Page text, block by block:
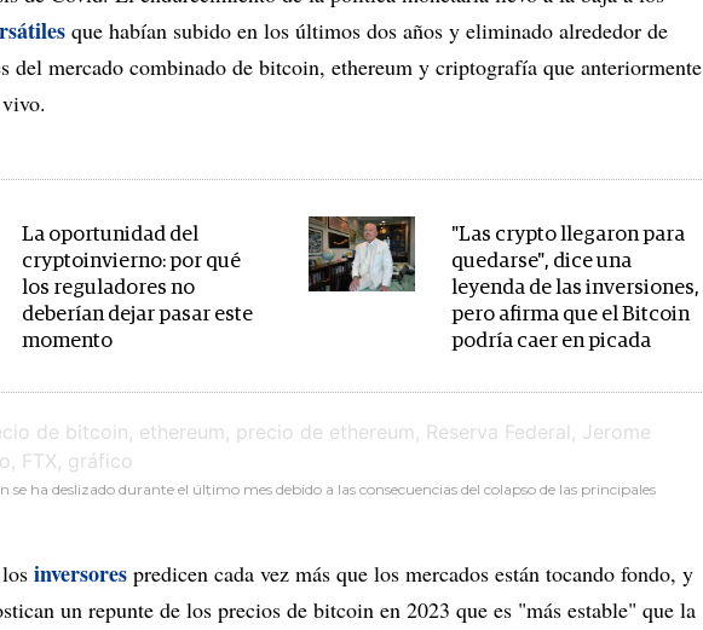
que habían subido en los últimos dos años y eliminado alrededor de
del mercado combinado de bitcoin, ethereum y criptografía que anteriormente
La oportunidad del
cryptoinvierno: por qué
los reguladores no
deberían dejar pasar este
momento
"Las crypto llegaron para
quedarse", dice una
leyenda de las inversiones,
pero afirma que el Bitcoin
podría caer en picada
se ha deslizado durante el último mes debido a las consecuencias del colapso de las principales
inversores predicen cada vez más que los mercados están tocando fondo, y
un repunte de los precios de bitcoin en 2023 que es "más estable" que la